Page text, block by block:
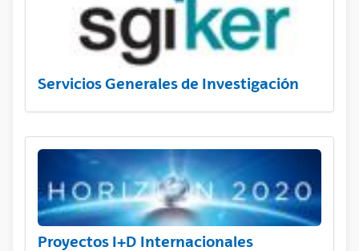
Servicios Generales de Investigación
Proyectos I+D Internacionales